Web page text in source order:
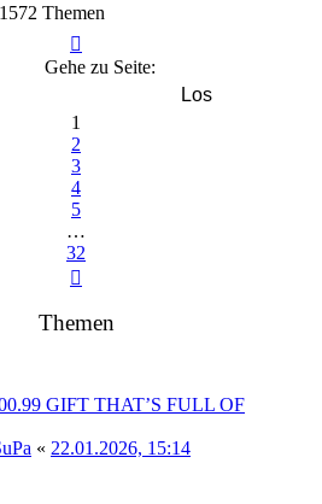
1572 Themen
1
Gehe zu Seite:
1
2
3
4
5
…
32
Themen
GIFT THAT’S FULL OF
« 22.01.2026, 15:14